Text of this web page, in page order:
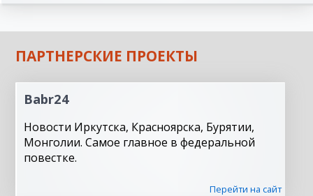
ПАРТНЕРСКИЕ ПРОЕКТЫ
Babr24
Новости Иркутска, Красноярска, Бурятии,
Монголии. Самое главное в федеральной
повестке.
Перейти на сайт